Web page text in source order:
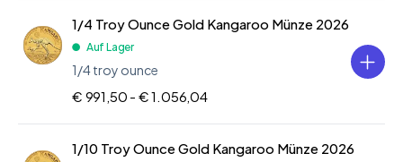
1/4 Troy Ounce Gold Kangaroo Münze 2026
Auf Lager
1/4 troy ounce
€ 991,50 - € 1.056,04
1/10 Troy Ounce Gold Kangaroo Münze 2026